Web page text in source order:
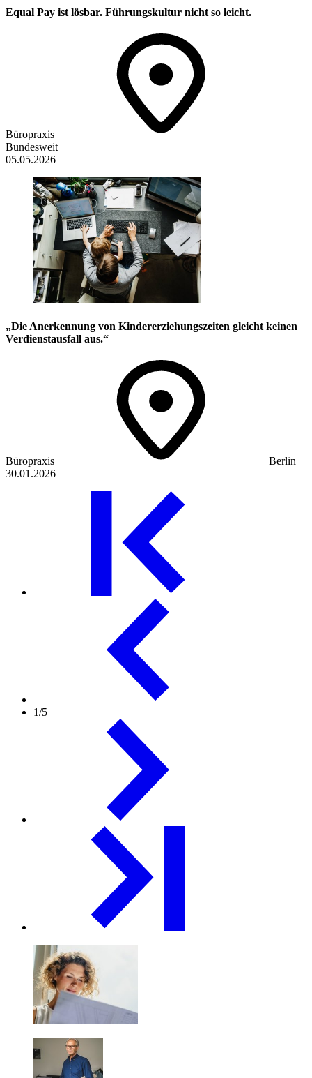
Equal Pay ist lösbar. Führungskultur nicht so leicht.
Büropraxis
Bundesweit
05.05.2026
„Die Anerkennung von Kindererziehungszeiten gleicht keinen
Verdienstausfall aus.“
Büropraxis
Berlin
30.01.2026
1/5